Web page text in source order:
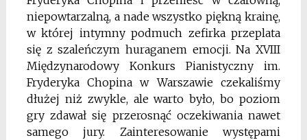
niepowtarzalną, a nade wszystko piękną krainę,
w której intymny podmuch zefirka przeplata
się z szaleńczym huraganem emocji. Na XVIII
Międzynarodowy Konkurs Pianistyczny im.
Fryderyka Chopina w Warszawie czekaliśmy
dłużej niż zwykle, ale warto było, bo poziom
gry zdawał się przerosnąć oczekiwania nawet
samego jury. Zainteresowanie występami